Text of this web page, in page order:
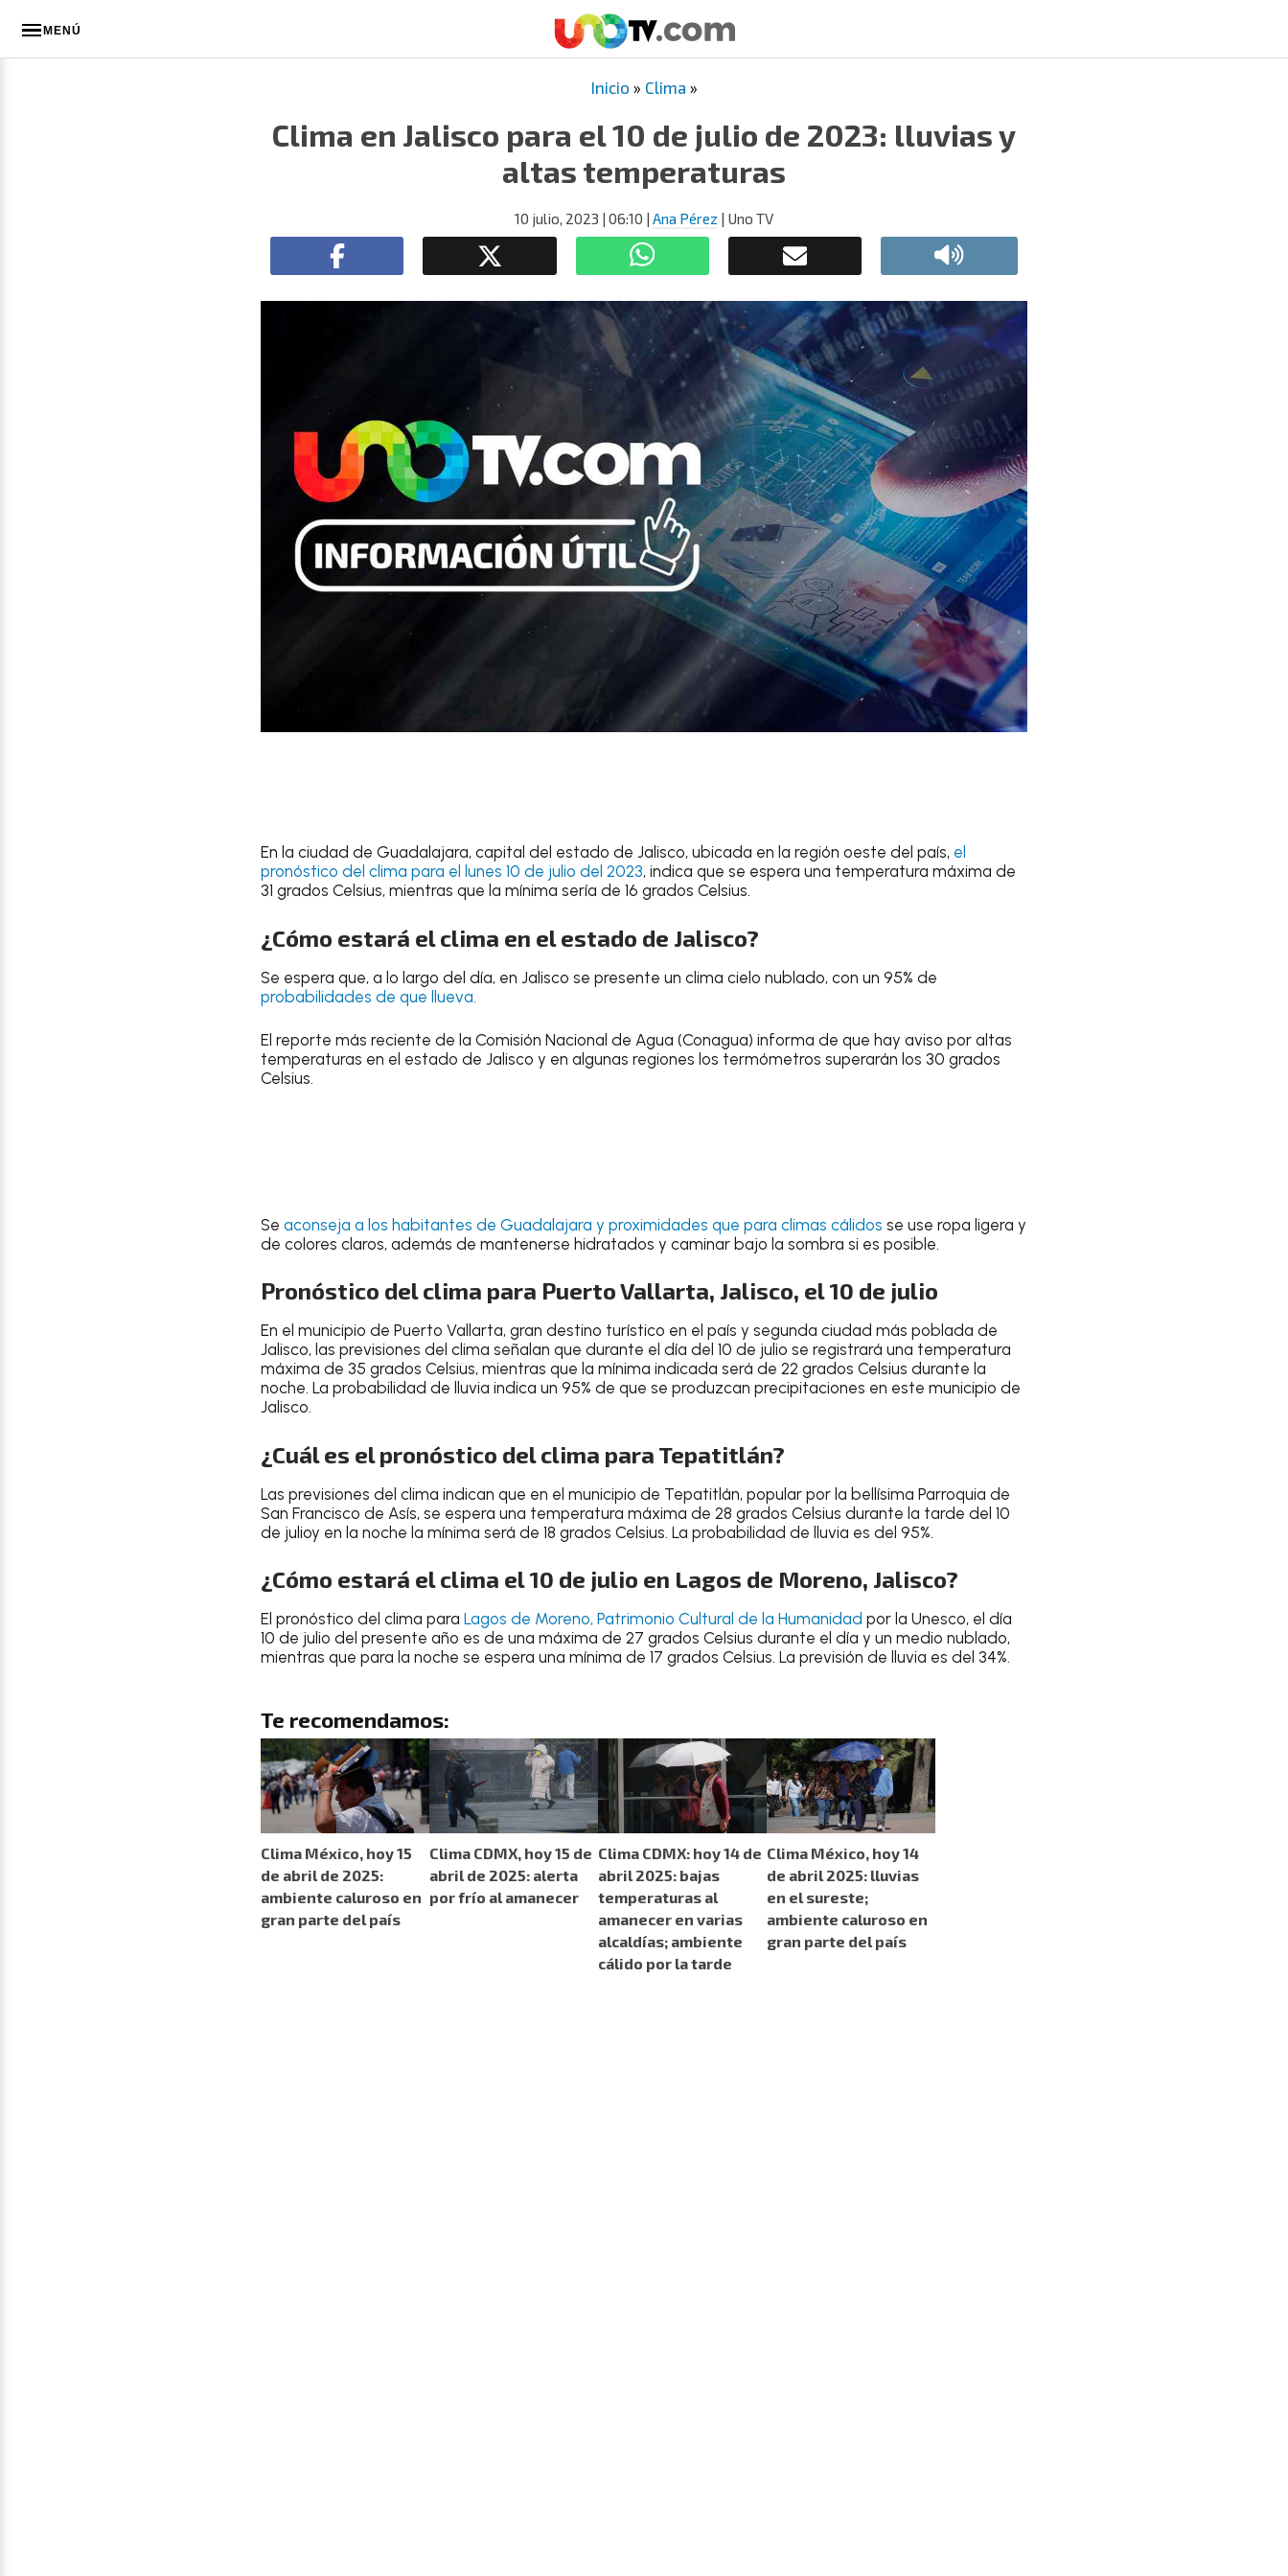
MENÚ
Inicio » Clima »
Clima en Jalisco para el 10 de julio de 2023: lluvias y
altas temperaturas
10 julio, 2023 | 06:10 | Ana Pérez | Uno TV
En la ciudad de Guadalajara, capital del estado de Jalisco, ubicada en la región oeste del país, el
pronóstico del clima para el lunes 10 de julio del 2023, indica que se espera una temperatura máxima de
31 grados Celsius, mientras que la mínima sería de 16 grados Celsius.
¿Cómo estará el clima en el estado de Jalisco?
Se espera que, a lo largo del día, en Jalisco se presente un clima cielo nublado, con un 95% de
probabilidades de que llueva.
El reporte más reciente de la Comisión Nacional de Agua (Conagua) informa de que hay aviso por altas
temperaturas en el estado de Jalisco y en algunas regiones los termómetros superarán los 30 grados
Celsius.
Se aconseja a los habitantes de Guadalajara y proximidades que para climas cálidos se use ropa ligera y
de colores claros, además de mantenerse hidratados y caminar bajo la sombra si es posible.
Pronóstico del clima para Puerto Vallarta, Jalisco, el 10 de julio
En el municipio de Puerto Vallarta, gran destino turístico en el país y segunda ciudad más poblada de
Jalisco, las previsiones del clima señalan que durante el día del 10 de julio se registrará una temperatura
máxima de 35 grados Celsius, mientras que la mínima indicada será de 22 grados Celsius durante la
noche. La probabilidad de lluvia indica un 95% de que se produzcan precipitaciones en este municipio de
Jalisco.
¿Cuál es el pronóstico del clima para Tepatitlán?
Las previsiones del clima indican que en el municipio de Tepatitlán, popular por la bellísima Parroquia de
San Francisco de Asís, se espera una temperatura máxima de 28 grados Celsius durante la tarde del 10
de julioy en la noche la mínima será de 18 grados Celsius. La probabilidad de lluvia es del 95%.
¿Cómo estará el clima el 10 de julio en Lagos de Moreno, Jalisco?
El pronóstico del clima para Lagos de Moreno, Patrimonio Cultural de la Humanidad por la Unesco, el día
10 de julio del presente año es de una máxima de 27 grados Celsius durante el día y un medio nublado,
mientras que para la noche se espera una mínima de 17 grados Celsius. La previsión de lluvia es del 34%.
Te recomendamos:
Clima México, hoy 15
de abril de 2025:
ambiente caluroso en
gran parte del país
Clima CDMX, hoy 15 de
abril de 2025: alerta
por frío al amanecer
Clima CDMX: hoy 14 de
abril 2025: bajas
temperaturas al
amanecer en varias
alcaldías; ambiente
cálido por la tarde
Clima México, hoy 14
de abril 2025: lluvias
en el sureste;
ambiente caluroso en
gran parte del país